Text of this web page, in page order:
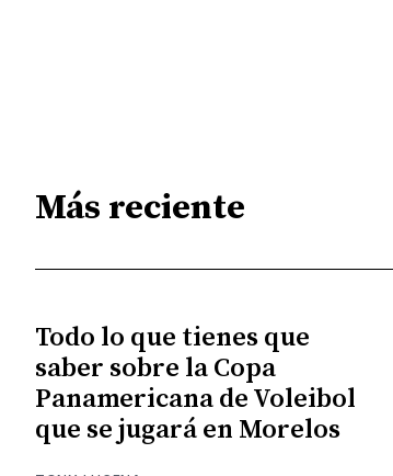
Más reciente
Todo lo que tienes que
saber sobre la Copa
Panamericana de Voleibol
que se jugará en Morelos